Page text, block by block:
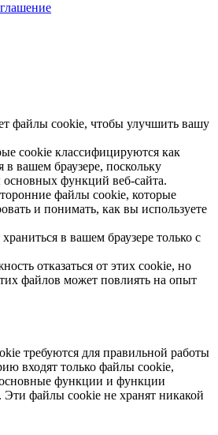
файлы cookie, чтобы улучшить вашу
cookie классифицируются как
в вашем браузере, поскольку
функций веб-сайта.
файлы cookie, которые
и понимать, как вы используете
в вашем браузере только с
отказаться от этих cookie, но
файлов может повлиять на опыт
требуются для правильной работы
входят только файлы cookie,
функции и функции
Эти файлы cookie не хранят никакой